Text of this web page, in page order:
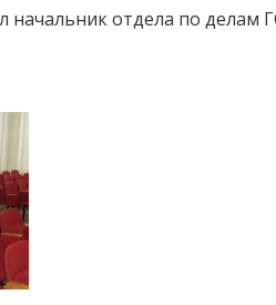
отдела по делам